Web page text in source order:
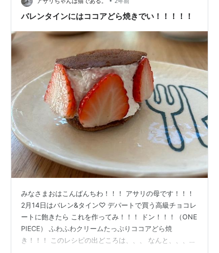
気にしないでサクサクと。(マリーのクッキー…
バレンタインにはココアどら焼きでい！！！！！
みなさまおはこんばんちわ！！！ アサリの母です！！！
2月14日はバレン&タイン♡ デパートで買う高級チョコレ
ートに飽きたら これを作ってみ！！！ ドン！！！（ONE
PIECE） ふわふわクリームたっぷりココアどら焼
き！！！ このレシピの出どころは、、、 なんと、、、